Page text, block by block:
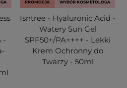
-
PROMOCJA WYBÓR KOSMETOLOGA
Isntree - Hyaluronic Acid -
Watery Sun Gel
SPF50+/PA++++ - Lekki
Krem Ochronny do
Twarzy - 50ml